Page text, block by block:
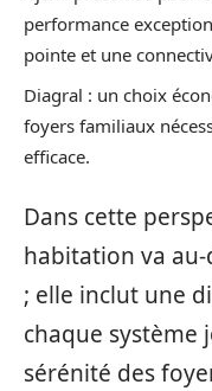
performance
pointe et une
Diagral : un choix
foyers familiaux
efficace.
Dans cette
habitation va
; elle inclut une
chaque système
sérénité des